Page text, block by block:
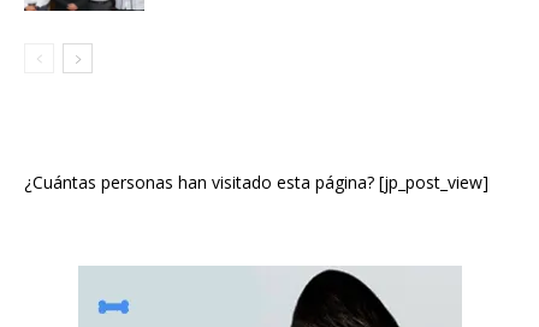
¿Cuántas personas han visitado esta página? [jp_post_view]